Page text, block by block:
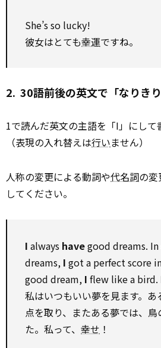
She’s so lucky!
彼女はとても幸運ですね。
2. 30語前後の英文で「なりき
1で読んだ英文の主語を「I」にして
（表現の入れ替えは行いません）
人称の変更による動詞や代名詞の
してください。
I always havegood dreams.
dreams, I got a perfect score
good dream, I flew like a bird.
私はいつもいい夢を見ます。
点を取り、またある夢では、
た。私って、 幸せ ！